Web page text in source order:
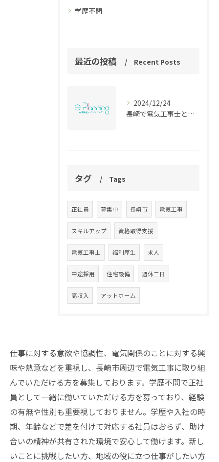
学歴不問
最近の投稿 Recent Posts
2024/12/24
長崎で電気工事士として新たなステップをお考えの方へ
タグ Tags
正社員 募集中 長崎市 電気工事
スキルアップ 資格取得支援
電気工事士 福利厚生 求人
中途採用 住宅設備 週休二日
高収入 アットホーム
仕事に対する意欲や協調性、電気関係のことに対する興
味や熱意などを重視し、長崎市周辺で電気工事に取り組
んでいただける方を募集しております。学歴不問で正社
員として一緒に働いていただける方を募っており、経験
の有無や性別も重要視しておりません。学歴や入社の時
期、年齢などで差を付けて対応する社員はおらず、助け
合いの精神が共有された環境で安心して働けます。新し
いことに挑戦したい方、地域の役に立つ仕事がしたい方